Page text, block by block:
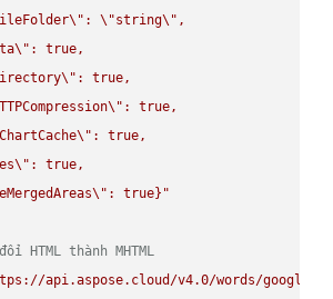
\" : \"string\" ,
\" : true,
\" : true,
\" : true,
\" : true,
\" : true,
\" : true}"
HTML thành MHTML
api.aspose.cloud/v4.0/words/